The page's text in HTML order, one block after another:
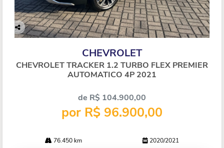
Co
lhe
CHEVROLET
CHEVROLET TRACKER 1.2 TURBO FLEX PREMIER
AUTOMATICO 4P 2021
de R$ 104.900,00
por R$ 96.900,00
76.450 km 2020/2021